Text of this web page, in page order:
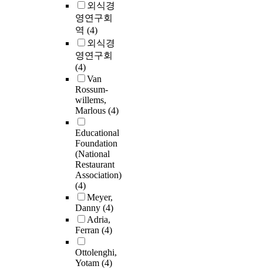
외식경
영연구회
역 (4)
외식경
영연구회
(4)
Van
Rossum-
willems,
Marlous (4)
Educational
Foundation
(National
Restaurant
Association)
(4)
Meyer,
Danny (4)
Adria,
Ferran (4)
Ottolenghi,
Yotam (4)